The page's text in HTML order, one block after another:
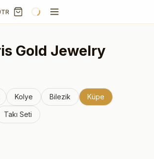
TR
Gold Jewelry
Kolye Bilezik Küpe
Takı Seti